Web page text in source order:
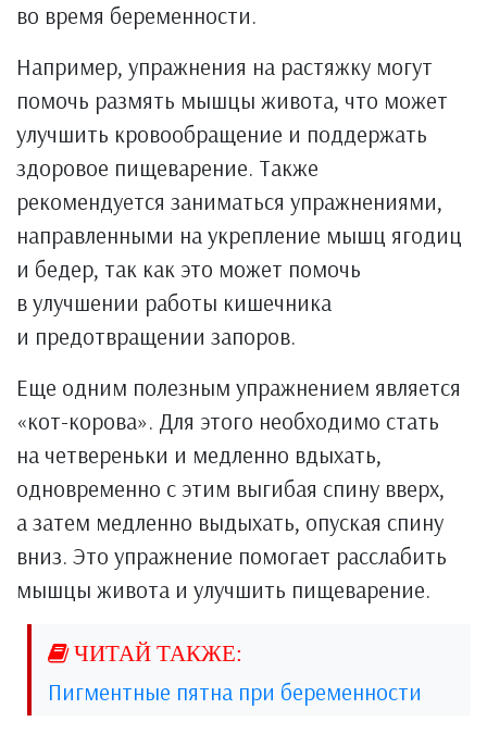
во время беременности.
Например, упражнения на растяжку могут
помочь размять мышцы живота, что может
улучшить кровообращение и поддержать
здоровое пищеварение. Также
рекомендуется заниматься упражнениями,
направленными на укрепление мышц ягодиц
и бедер, так как это может помочь
в улучшении работы кишечника
и предотвращении запоров.
Еще одним полезным упражнением является
«кот-корова». Для этого необходимо стать
на четвереньки и медленно вдыхать,
одновременно с этим выгибая спину вверх,
а затем медленно выдыхать, опуская спину
вниз. Это упражнение помогает расслабить
мышцы живота и улучшить пищеварение.
Пигментные пятна при беременности